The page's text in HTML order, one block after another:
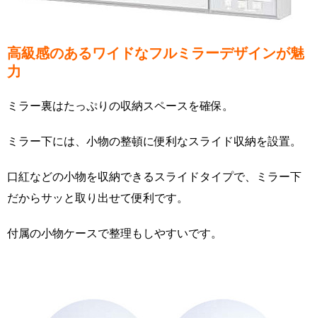
高級感のあるワイドなフルミラーデザインが魅
力
ミラー裏はたっぷりの収納スペースを確保。
ミラー下には、小物の整頓に便利なスライド収納を設置。
口紅などの小物を収納できるスライドタイプで、ミラー下
だからサッと取り出せて便利です。
付属の小物ケースで整理もしやすいです。